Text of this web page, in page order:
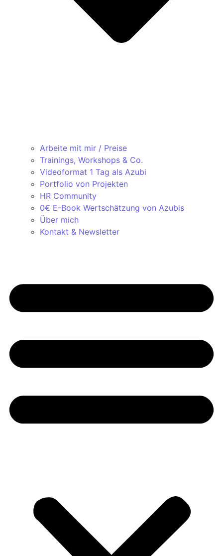
Arbeite mit mir / Preise
Trainings, Workshops & Co.
Videoformat 1 Tag als Azubi
Portfolio von Projekten
HR Community
0€ E-Book Wertschätzung von Azubis
Über mich
Kontakt & Newsletter